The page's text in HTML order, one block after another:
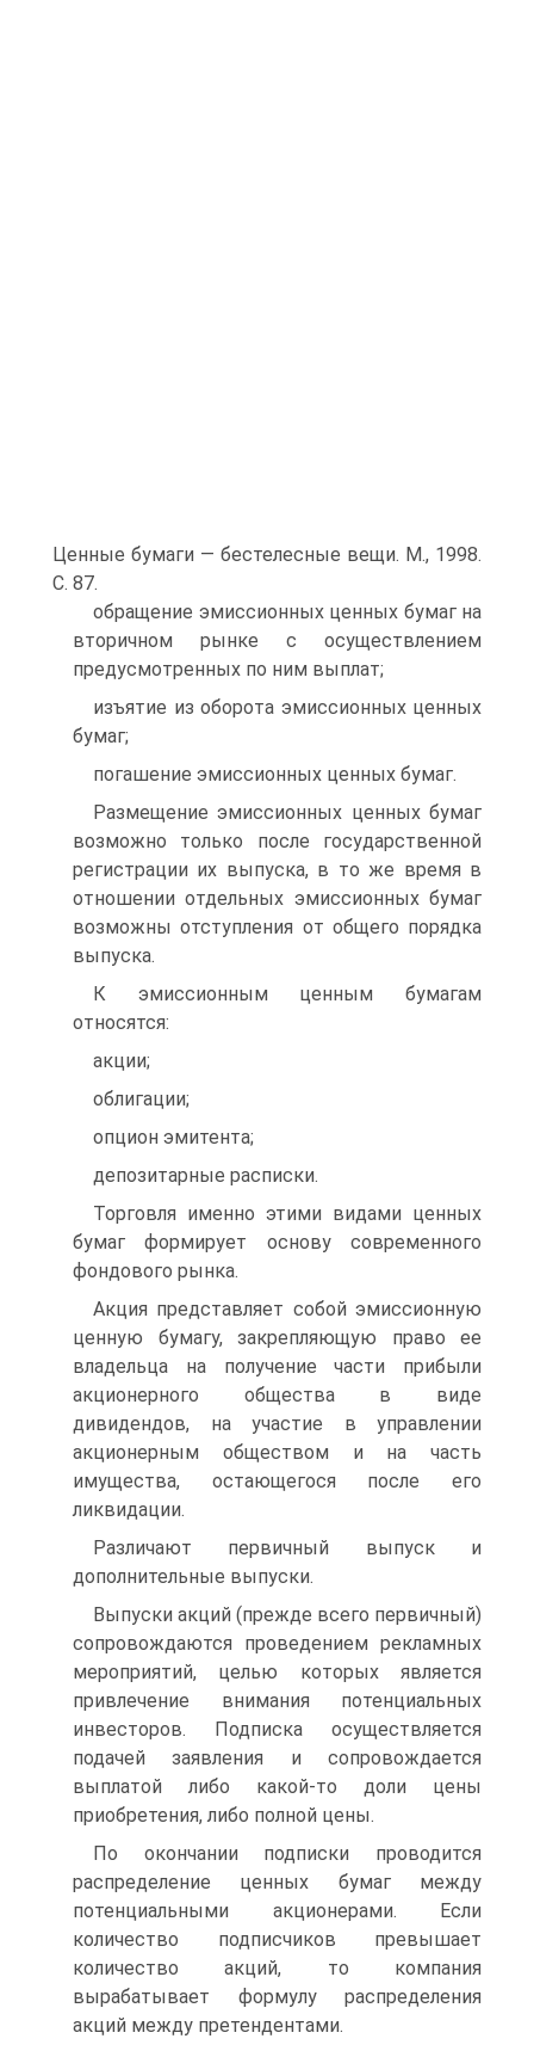
Ценные бумаги — бестелесные вещи. М., 1998.
С. 87.
обращение эмиссионных ценных бумаг на
вторичном рынке с осуществлением
предусмотренных по ним выплат;
изъятие из оборота эмиссионных ценных
бумаг;
погашение эмиссионных ценных бумаг.
Размещение эмиссионных ценных бумаг
возможно только после государственной
регистрации их выпуска, в то же время в
отношении отдельных эмиссионных бумаг
возможны отступления от общего порядка
выпуска.
К эмиссионным ценным бумагам
относятся:
акции;
облигации;
опцион эмитента;
депозитарные расписки.
Торговля именно этими видами ценных
бумаг формирует основу современного
фондового рынка.
Акция представляет собой эмиссионную
ценную бумагу, закрепляющую право ее
владельца на получение части прибыли
акционерного общества в виде
дивидендов, на участие в управлении
акционерным обществом и на часть
имущества, остающегося после его
ликвидации.
Различают первичный выпуск и
дополнительные выпуски.
Выпуски акций (прежде всего первичный)
сопровождаются проведением рекламных
мероприятий, целью которых является
привлечение внимания потенциальных
инвесторов. Подписка осуществляется
подачей заявления и сопровождается
выплатой либо какой-то доли цены
приобретения, либо полной цены.
По окончании подписки проводится
распределение ценных бумаг между
потенциальными акционерами. Если
количество подписчиков превышает
количество акций, то компания
вырабатывает формулу распределения
акций между претендентами.